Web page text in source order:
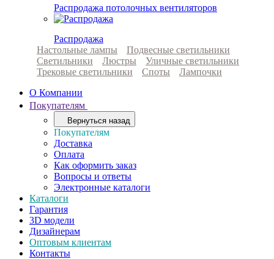
Распродажа потолочных вентиляторов
Распродажа
Настольные лампы
Подвесные светильники
Светильники
Люстры
Уличные светильники
Трековые светильники
Споты
Лампочки
О Компании
Покупателям
Вернуться назад
Покупателям
Доставка
Оплата
Как оформить заказ
Вопросы и ответы
Электронные каталоги
Каталоги
Гарантия
3D модели
Дизайнерам
Оптовым клиентам
Контакты